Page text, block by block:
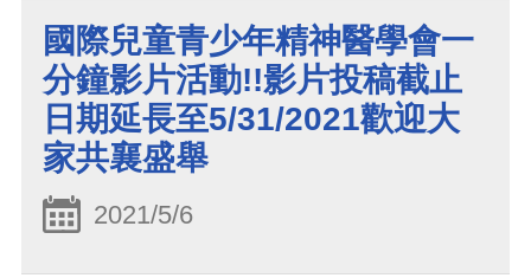
國際兒童青少年精神醫學會一
分鐘影片活動!!影片投稿截止
日期延長至5/31/2021歡迎大
家共襄盛舉
2021/5/6